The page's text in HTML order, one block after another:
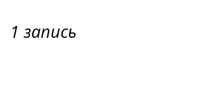
1 запись